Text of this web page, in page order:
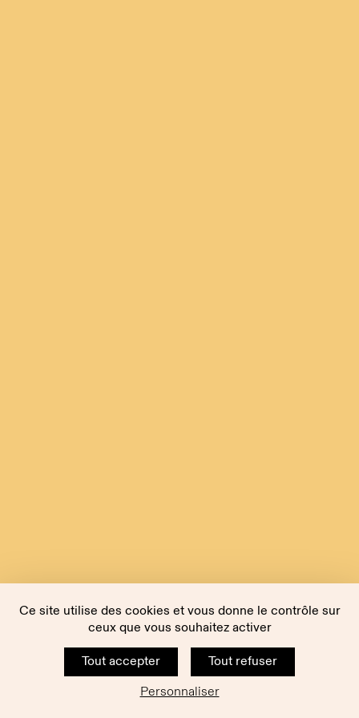
Ce site utilise des cookies et vous donne le contrôle sur
ceux que vous souhaitez activer
Tout accepter
Tout refuser
Personnaliser